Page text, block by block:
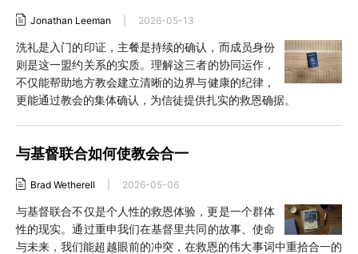
Jonathan Leeman 2026-05-13
洗礼是入门的印证，主餐是持续的确认，而成员身份
则是这一盟约关系的实质。理解这三者的协同运作，
不仅能帮助地方教会建立清晰的边界与健康的纪律，
更能通过教会的集体确认，为信徒提供扎实的救恩确据。
与基督联合如何使教会合一
Brad Wetherell 2026-05-06
与基督联合不仅是个人性的救恩体验，更是一个群体
性的现实。通过重申我们在基督里共同的故事、使命
与未来，我们能超越眼前的冲突，在救恩的伟大事词中重拾合一的